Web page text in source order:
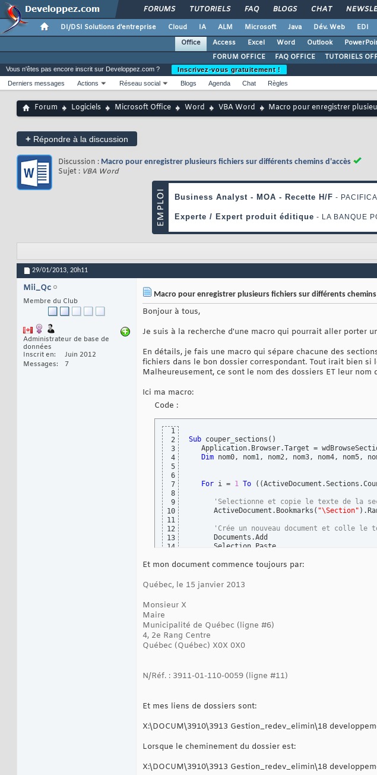
FORUMS TUTORIELS FAQ BLOGS CHAT
DI/DSI Solutions d'entreprise Cloud IA ALM Microsoft Java Dév. Web EDI
Office
Access Excel Word Outlook
FORUM OFFICE
FAQ OFFICE TUTORIELS
Vous n'êtes pas encore inscrit sur Developpez.com ?
Inscrivez-vous gratuitement !
Derniers messages
Actions Réseau social Blogs Agenda Chat Règles
Forum Logiciels Microsoft Office Word VBA Word Macro pour enregistrer
+ Répondre à la discussion
Discussion : Macro pour enregistrer plusieurs fichiers sur différents chemins d'accès
Sujet : VBA Word
29/01/2013, 20h11
Mii_Qc
Membre du Club
Administrateur de base de
données
Inscrit en
Juin 2012
Messages
7
Macro pour enregistrer plusieurs fichiers sur différents chemins
Bonjour à tous,
Je suis à la recherche d'une macro qui pourrait aller porter
En détails, je fais une macro qui sépare chacune des
fichiers dans le bon dossier correspondant. Tout irait bien
Malheureusement, ce sont le nom des dossiers ET leur nom
Ici ma macro:
Code :
1
2
3
4
5
6
7
8
9
10
11
12
13
14
16
18
21
23
24
25
28
29
32
34
36
39
Sub couper_sections ( )
Application.Browser.Target =
Dim nom0, nom1, nom2, nom3, nom4, nom5,
For i = 1 To ( (
'Selectionne et copie le texte de la
      ActiveDocument.Bookmarks
( "\Section" )
'Crée un nouveau document et colle le
      Documents.Add
      Selection.Paste
     nom1 = ActiveDocument.Paragraphs
     nom2 = ActiveDocument.Paragraphs
     nom6 = ActiveDocument.Paragraphs
nomtl = nom0 & nom1 & nom2 & nom3 & nom4
     & nom2 &
"\" & nom4 + nom5 + nom6 &
     ActiveDocument.SaveAs FileName:=nomtl &
'section suivante
Next
Et mon document commence toujours par:
Québec, le 15 janvier 2013
Monsieur X
Maire
Municipalité de Québec (ligne #6)
4, 2e Rang Centre
Québec (Québec) X0X 0X0
N/Réf. : 3911-01-110-0059 (ligne #11)
Et mes liens de dossiers sont:
X:\DOCUM\3910\3913 Gestion_redev_elimin\18
Lorsque le cheminement du dossier est:
X:\DOCUM\3910\3913 Gestion_redev_elimin\18